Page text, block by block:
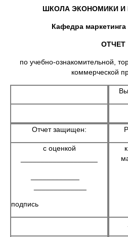
ШКОЛА ЭКОНОМИКИ И
Кафедра
ОТЧЕТ
по учебно-ознакомительной,
коммерческой
Отчет защищен:
с оценкой
подпись